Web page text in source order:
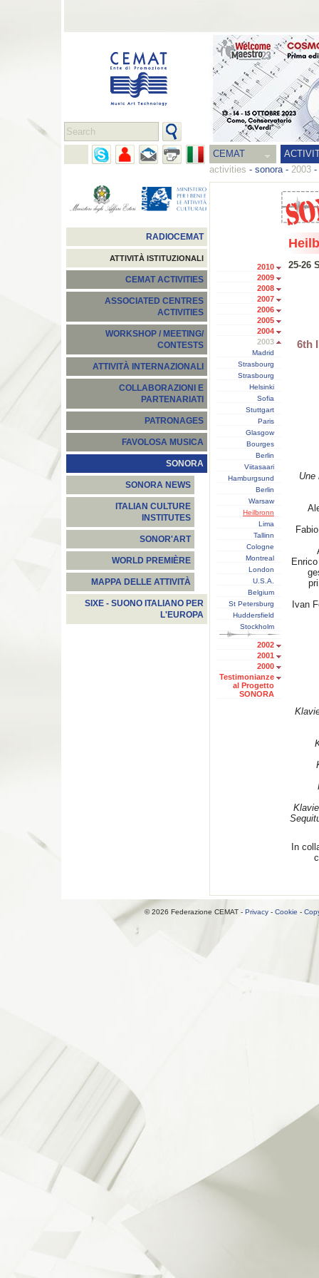
CEMAT
activities - sonora- 2003 -
RADIOCEMAT
ATTIVITÀ ISTITUZIONALI
CEMAT ACTIVITIES
ASSOCIATED CENTRES
ACTIVITIES
WORKSHOP / MEETING/
CONTESTS
ATTIVITÀ INTERNAZIONALI
COLLABORAZIONI E
PARTENARIATI
PATRONAGES
FAVOLOSA MUSICA
SONORA
SONORA NEWS
ITALIAN CULTURE
INSTITUTES
SONOR'ART
WORLD PREMIÈRE
MAPPA DELLE ATTIVITÀ
SIXE - SUONO ITALIANO PER
L'EUROPA
2010
2009
2008
2007
2006
2005
2004
2003
Madrid
Strasbourg
Strasbourg
Helsinki
Sofia
Stuttgart
Paris
Glasgow
Bourges
Berlin
Viitasaari
Hamburgsund
Berlin
Warsaw
Heilbronn
Lima
Tallinn
Cologne
Montreal
London
U.S.A.
Belgium
St Petersburg
Huddersfield
Stockholm
2002
2001
2000
Testimonianze
al Progetto
SONORA
25-26
6th
Une
Ivan
In
© 2026 Federazione CEMAT - Privacy - Cookie -